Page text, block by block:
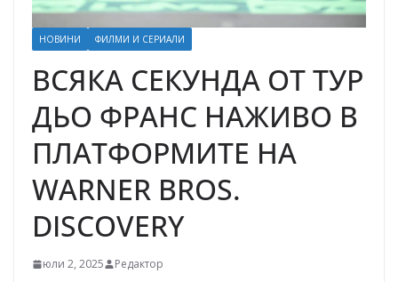
НОВИНИ ФИЛМИ И СЕРИАЛИ
ВСЯКА СЕКУНДА ОТ ТУР
ДЬО ФРАНС НАЖИВО В
ПЛАТФОРМИТЕ НА
WARNER BROS.
DISCOVERY
юли 2, 2025 Редактор